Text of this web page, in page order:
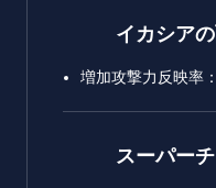
イカシア
増加攻撃力反映率
スーパー